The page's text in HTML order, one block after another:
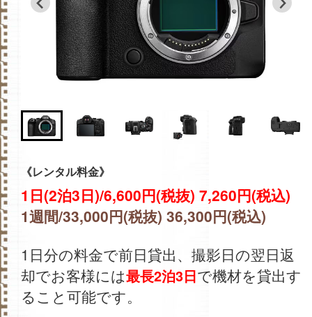
《レンタル料金》
1日(2泊3日)/6,600円(税抜) 7,260円(税込)
1週間/33,000円(税抜) 36,300円(税込)
1日分の料金で前日貸出、撮影日の翌日返
却でお客様には最長2泊3日で機材を貸出す
ること可能です。